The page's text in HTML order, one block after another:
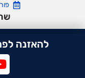
להאזנה לפרק 82 בכל